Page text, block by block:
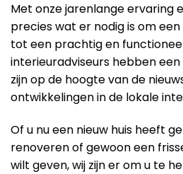
Met onze jarenlange ervaring
precies wat er nodig is om
tot een prachtig en
interieuradviseurs hebben
zijn op de hoogte van de
ontwikkelingen in de lokale
Of u nu een nieuw huis heeft
renoveren of gewoon een
wilt geven, wij zijn er om u te